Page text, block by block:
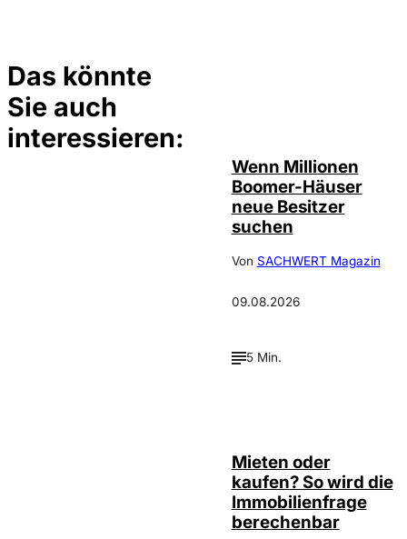
Das könnte
Sie auch
interessieren:
Wenn Millionen
Boomer-Häuser
neue Besitzer
suchen
Von SACHWERT Magazin
09.08.2026
5 Min.
Mieten oder
kaufen? So wird die
Immobilienfrage
berechenbar